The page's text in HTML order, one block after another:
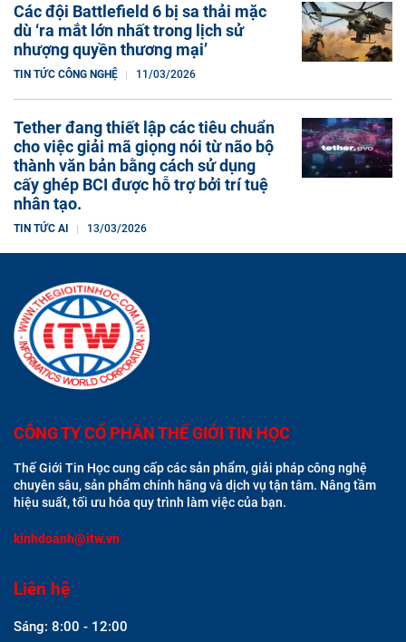
Các đội Battlefield 6 bị sa thải mặc
dù ‘ra mắt lớn nhất trong lịch sử
nhượng quyền thương mại’
TIN TỨC CÔNG NGHỆ 11/03/2026
Tether đang thiết lập các tiêu chuẩn
cho việc giải mã giọng nói từ não bộ
thành văn bản bằng cách sử dụng
cấy ghép BCI được hỗ trợ bởi trí tuệ
nhân tạo.
TIN TỨC AI 13/03/2026
CÔNG TY CỔ PHẦN THẾ GIỚI TIN HỌC
Thế Giới Tin Học cung cấp các sản phẩm, giải pháp công nghệ
chuyên sâu, sản phẩm chính hãng và dịch vụ tận tâm. Nâng tầm
hiệu suất, tối ưu hóa quy trình làm việc của bạn.
kinhdoanh@itw.vn
Liên hệ
Sáng: 8:00 - 12:00